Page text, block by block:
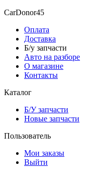
CarDonor45
Оплата
Доставка
Б/у запчасти
Авто на разборе
О магазине
Контакты
Каталог
Б/У запчасти
Новые запчасти
Пользователь
Мои заказы
Выйти